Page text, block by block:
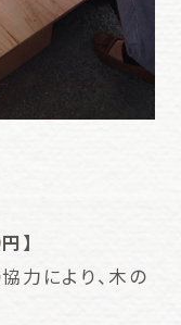
】
力により、木の